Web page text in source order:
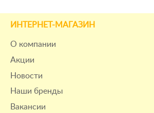
ИНТЕРНЕТ-МАГАЗИН
О компании
Акции
Новости
Наши бренды
Вакансии